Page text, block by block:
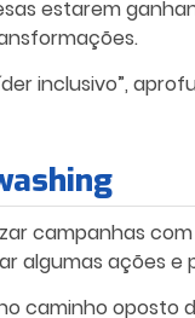
estarem
inclusivo”,
campanhas
algumas ações e
caminho oposto